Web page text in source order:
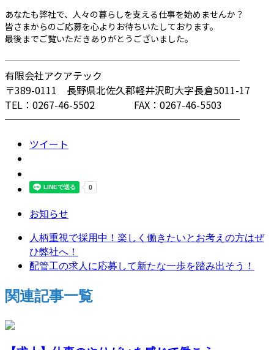
あなたも弊社で、人々の暮らしを支える仕事を始めませんか？
皆さまからのご応募を心よりお待ちいたしております。
最後までご覧いただきありがとうございました。
────────────────────────
有限会社アクアテック
〒389-0111 長野県北佐久郡軽井沢町大字長倉5011-17
TEL：0267-46-5502 FAX：0267-46-5503
────────────────────────
ツイート
お知らせ
人柄重視で採用中！楽しく働きたいとお考えの方はぜ
ひ弊社へ！
配管工の求人に応募して新たな一歩を踏み出そう！
関連記事一覧